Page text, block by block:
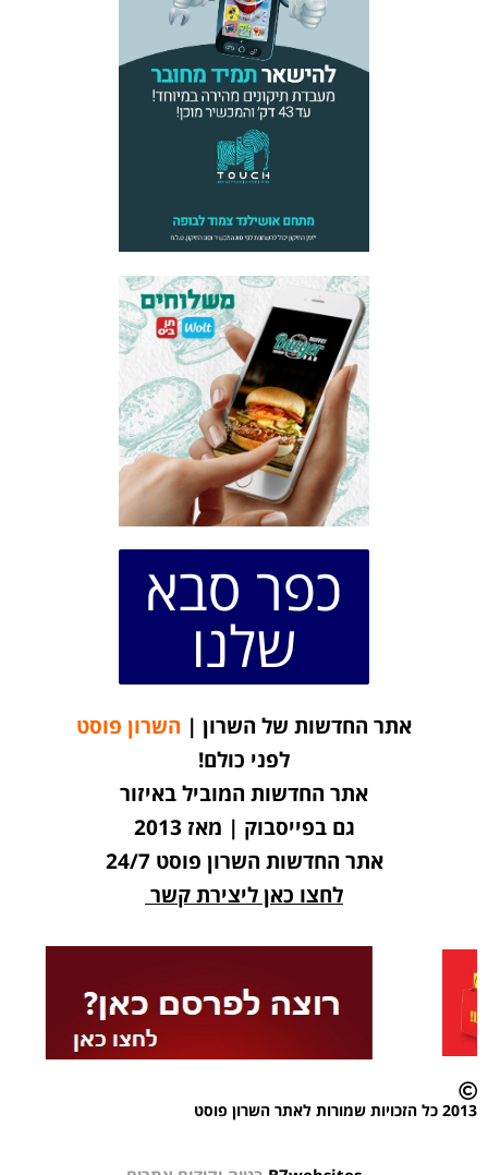
כפר סבא
שלנו
אתר החדשות של השרון | השרון פוסט
לפני כולם!
אתר החדשות המוביל באיזור
גם בפייסבוק | מאז 2013
אתר החדשות השרון פוסט 24/7
לחצו כאן ליצירת קשר
2013 כל הזכויות שמורות לאתר השרון פוסט